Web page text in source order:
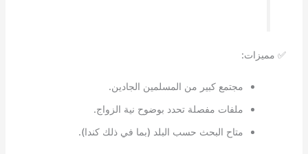
✅ مميزات:
مجتمع كبير من المسلمين الجادين.
ملفات مفصلة تحدد بوضوح نية الزواج.
متاح البحث حسب البلد (بما في ذلك كندا).